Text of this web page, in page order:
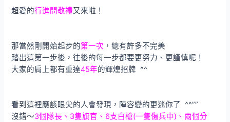
超愛的行進間敬禮又來啦！
那當然剛開始起步的第一次 ，總有許多不完美
踏出這第一步後，往後的每一步都要更努力、更謹慎呢！
大家的肩上都有重達45年的輝煌招牌 ^^
看到這裡應該眼尖的人會發現，陣容變的更迷你了 ^^””
沒錯～3個隊長、3隻旗官、6支白槍(一隻傷兵中)、兩個分